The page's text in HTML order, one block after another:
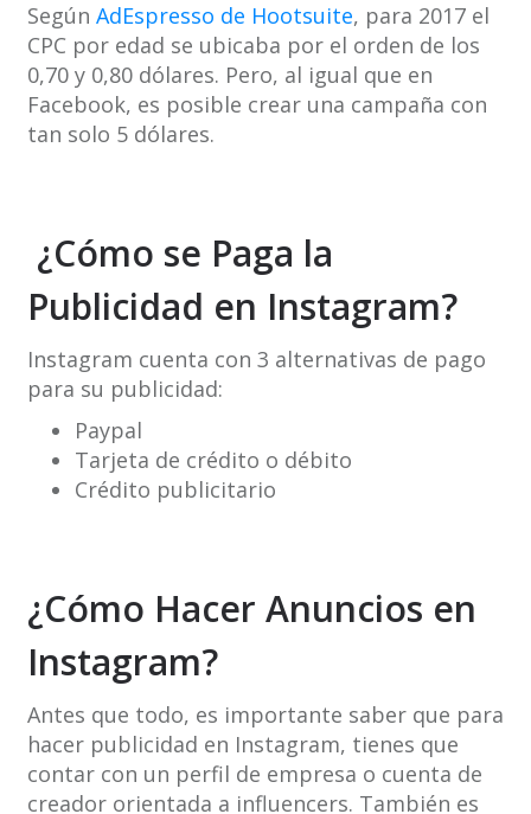
Según AdEspresso de Hootsuite, para 2017 el
CPC por edad se ubicaba por el orden de los
0,70 y 0,80 dólares. Pero, al igual que en
Facebook, es posible crear una campaña con
tan solo 5 dólares.
¿Cómo se Paga la
Publicidad en Instagram?
Instagram cuenta con 3 alternativas de pago
para su publicidad:
Paypal
Tarjeta de crédito o débito
Crédito publicitario
¿Cómo Hacer Anuncios en
Instagram?
Antes que todo, es importante saber que para
hacer publicidad en Instagram, tienes que
contar con un perfil de empresa o cuenta de
creador orientada a influencers. También es